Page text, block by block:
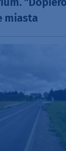
miasta